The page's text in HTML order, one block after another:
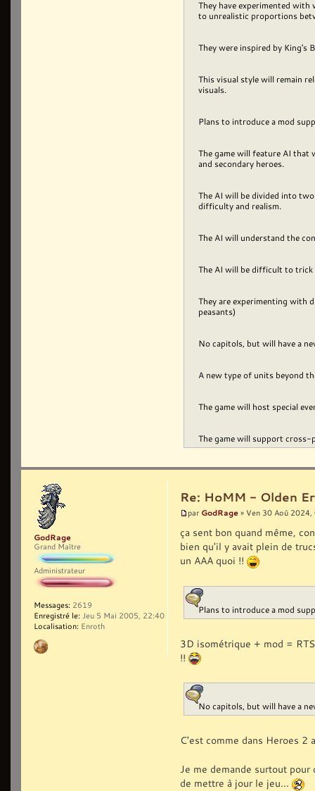
They have experimented
to unrealistic proportions
They were inspired by King's
This visual style will remain
visuals.
Plans to introduce a mod
The game will feature AI that
and secondary heroes.
The AI will be divided into
difficulty and realism.
The AI will understand the
The AI will be difficult to
They are experimenting with
peasants)
No capitols, but will have a
A new type of units beyond
The game will host special
The game will support cross-
Re: HoMM - Olden
par GodRage » Ven 30 Aoû
ça sent bon quand même,
bien qu'il y avait plein de
un AAA quoi !!
Plans to introduce a mod
3D isométrique + mod =
!!
No capitols, but will have a
C'est comme dans Heroes 2
Je me demande surtout
de mettre à jour le jeu...
GodRage
Grand Maître
Administrateur
Messages: 2619
Enregistré le: Jeu 5 Mai 2005, 22:40
Localisation: Enroth